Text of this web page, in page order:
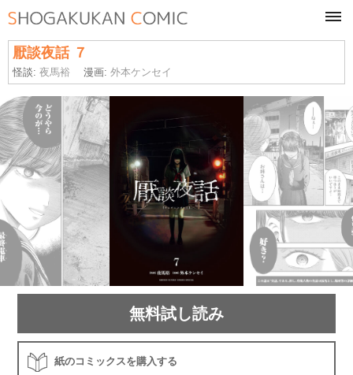
厭談夜話 ７
怪談:夜馬裕 漫画:外本ケンセイ
無料試し読み
紙のコミックスを購入する